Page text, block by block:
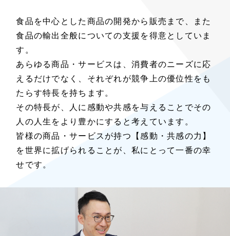
食品を中心とした商品の開発から販売まで、また
食品の輸出全般についての支援を得意としていま
す。
あらゆる商品・サービスは、消費者のニーズに応
えるだけでなく、それぞれが競争上の優位性をも
たらす特長を持ちます。
その特長が、人に感動や共感を与えることでその
人の人生をより豊かにすると考えています。
皆様の商品・サービスが持つ【感動・共感の力】
を世界に拡げられることが、私にとって一番の幸
せです。